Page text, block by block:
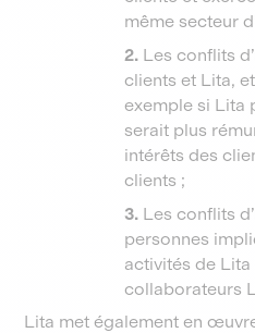
même secteur
2. Les conflits
clients et Lita,
exemple si Lita
serait plus
intérêts des
clients ;
3. Les conflits
personnes
activités de
collaborateurs
Lita met également en